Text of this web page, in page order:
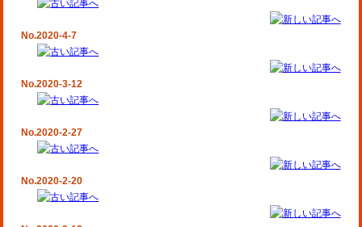
No.2020-4-7
No.2020-3-12
No.2020-2-27
No.2020-2-20